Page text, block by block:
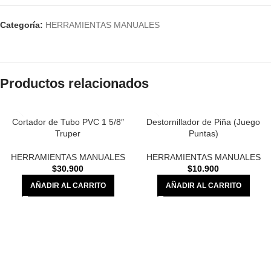
Categoría: HERRAMIENTAS MANUALES
Productos relacionados
Cortador de Tubo PVC 1 5/8″
Truper
HERRAMIENTAS MANUALES
$30.900
AÑADIR AL CARRITO
Destornillador de Piña (Juego
Puntas)
HERRAMIENTAS MANUALES
$10.900
AÑADIR AL CARRITO